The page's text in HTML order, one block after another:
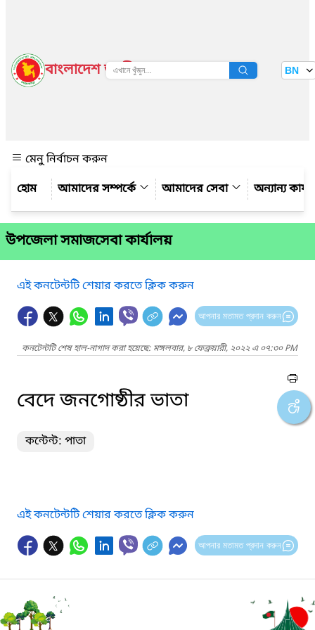
বাংলাদেশ জাতীয় তথ্য বাতায়ন BN
মেনু নির্বাচন করুন
আমাদের সম্পর্কে
আমাদের সেবা অন্যান্য
উপজেলা সমাজসেবা কার্যালয়
এই কনটেন্টটি শেয়ার করতে ক্লিক করুন
আপনার মতামত প্রদান করুন
কনটেন্টটি শেষ হাল-নাগাদ করা হয়েছে: মঙ্গলবার, ৮ ফেব্রুয়ারী, ২০২২ এ ০৭:৩০ PM
বেদে জনগোষ্ঠীর ভাতা
কন্টেন্ট: পাতা
এই কনটেন্টটি শেয়ার করতে ক্লিক করুন
আপনার মতামত প্রদান করুন